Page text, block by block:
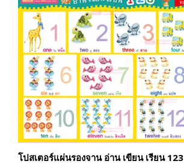
โปสเตอร์แผ่นรองจาน อ่าน เขียน เรียน 123